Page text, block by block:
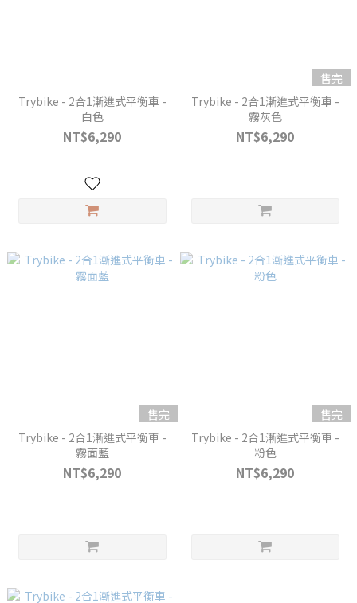
Trybike - 2合1漸進式平衡車 -
白色
NT$6,290
售完
Trybike - 2合1漸進式平衡車 -
霧灰色
NT$6,290
售完
Trybike - 2合1漸進式平衡車 -
霧面藍
NT$6,290
售完
Trybike - 2合1漸進式平衡車 -
粉色
NT$6,290